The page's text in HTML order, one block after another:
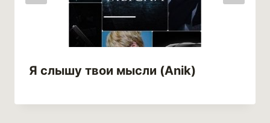
Я слышу твои мысли (Anik)